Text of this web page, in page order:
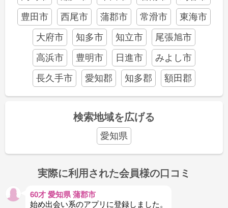
豊田市
西尾市 蒲郡市 常滑市
東海市
大府市
知多市 知立市
尾張旭市
高浜市
豊明市 日進市
みよし市
長久手市
愛知郡 知多郡 額田郡
検索地域を広げる
愛知県
実際に利用された会員様の口コミ
60才 愛知県 蒲郡市
始め出会い系のアプリに登録しました。